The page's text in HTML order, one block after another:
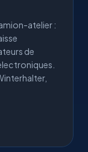
atelier :
de